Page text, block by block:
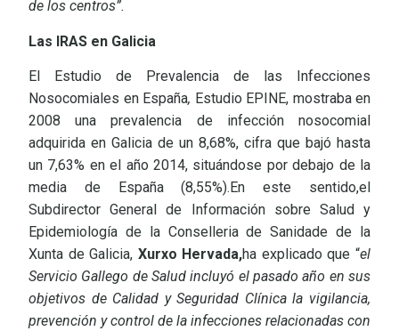
de los centros”.
Las IRAS en Galicia
El Estudio de Prevalencia de las Infecciones
Nosocomiales en España, Estudio EPINE, mostraba en
2008 una prevalencia de infección nosocomial
adquirida en Galicia de un 8,68%, cifra que bajó hasta
un 7,63% en el año 2014, situándose por debajo de la
media de España (8,55%).En este sentido,el
Subdirector General de Información sobre Salud y
Epidemiología de la Conselleria de Sanidade de la
Xunta de Galicia, Xurxo Hervada,ha explicado que “el
Servicio Gallego de Salud incluyó el pasado año en sus
objetivos de Calidad y Seguridad Clínica la vigilancia,
prevención y control de la infecciones relacionadas con